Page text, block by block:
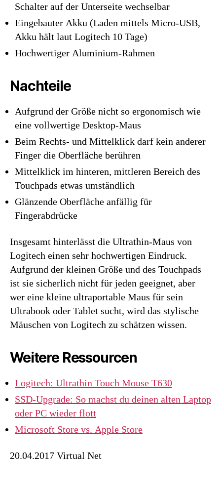
Schalter auf der Unterseite wechselbar
Eingebauter Akku (Laden mittels Micro-USB,
Akku hält laut Logitech 10 Tage)
Hochwertiger Aluminium-Rahmen
Nachteile
Aufgrund der Größe nicht so ergonomisch wie
eine vollwertige Desktop-Maus
Beim Rechts- und Mittelklick darf kein anderer
Finger die Oberfläche berühren
Mittelklick im hinteren, mittleren Bereich des
Touchpads etwas umständlich
Glänzende Oberfläche anfällig für
Fingerabdrücke
Insgesamt hinterlässt die Ultrathin-Maus von
Logitech einen sehr hochwertigen Eindruck.
Aufgrund der kleinen Größe und des Touchpads
ist sie sicherlich nicht für jeden geeignet, aber
wer eine kleine ultraportable Maus für sein
Ultrabook oder Tablet sucht, wird das stylische
Mäuschen von Logitech zu schätzen wissen.
Weitere Ressourcen
Logitech: Ultrathin Touch Mouse T630
SSD-Upgrade: So machst du deinen alten Laptop
oder PC wieder flott
Microsoft Store vs. Apple Store
20.04.2017 Virtual Net